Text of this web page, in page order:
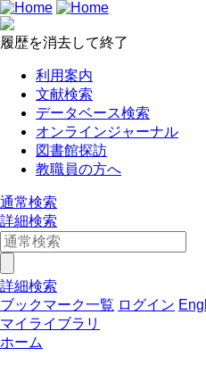
履歴を消去して終了
利用案内
文献検索
データベース検索
オンラインジャーナル
図書館探訪
教職員の方へ
通常検索
詳細検索
詳細検索
ブックマーク一覧 ログイン
マイライブラリ
ホーム